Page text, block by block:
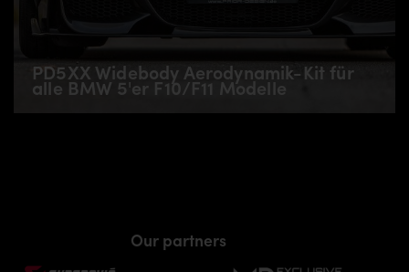
PD5XX Widebody Aerodynamik-Kit für
alle BMW 5'er F10/F11 Modelle
Our partners